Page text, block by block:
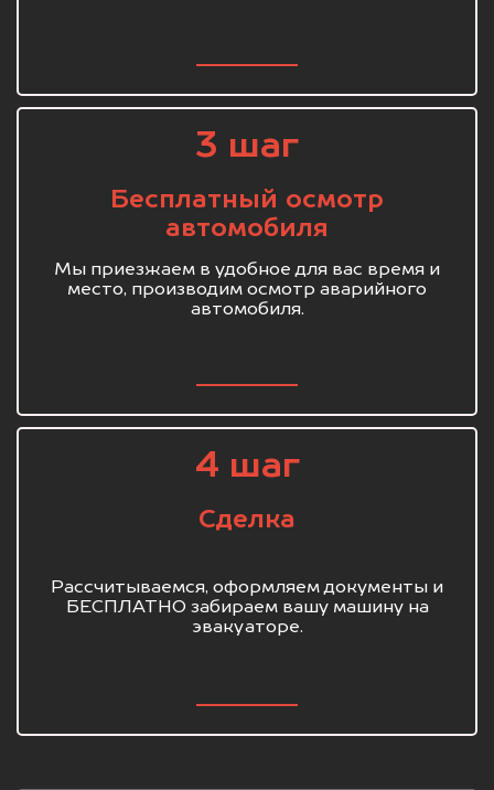
3 шаг
Бесплатный осмотр
автомобиля
Мы приезжаем в удобное для вас время и
место, производим осмотр аварийного
автомобиля.
4 шаг
Сделка
Рассчитываемся, оформляем документы и
БЕСПЛАТНО забираем вашу машину на
эвакуаторе.